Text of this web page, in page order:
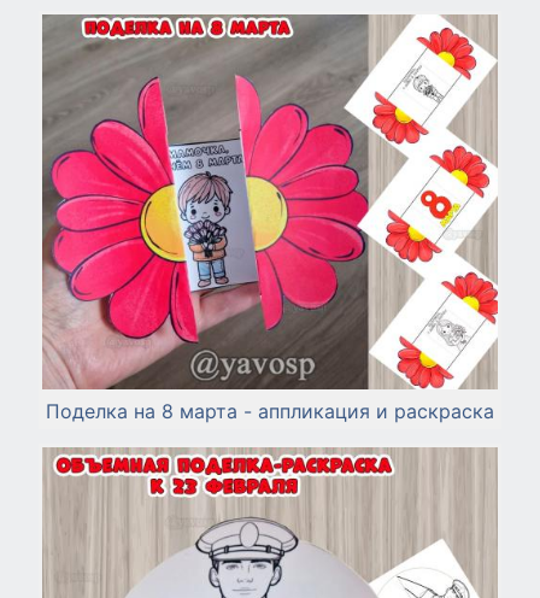
Поделка на 8 марта - аппликация и раскраска